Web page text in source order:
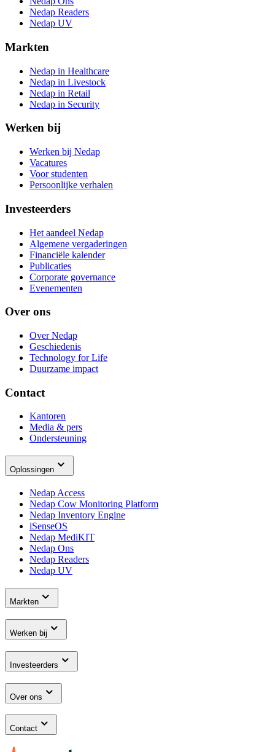
Nedap Readers
Nedap UV
Markten
Nedap in Healthcare
Nedap in Livestock
Nedap in Retail
Nedap in Security
Werken bij
Werken bij Nedap
Vacatures
Voor studenten
Persoonlijke verhalen
Investeerders
Het aandeel Nedap
Algemene vergaderingen
Financiële kalender
Publicaties
Corporate governance
Evenementen
Over ons
Over Nedap
Geschiedenis
Technology for Life
Duurzame impact
Contact
Kantoren
Media & pers
Ondersteuning
Oplossingen
Nedap Access
Nedap Cow Monitoring Platform
Nedap Inventory Engine
iSenseOS
Nedap MediKIT
Nedap Ons
Nedap Readers
Nedap UV
Markten
Werken bij
Investeerders
Over ons
Contact